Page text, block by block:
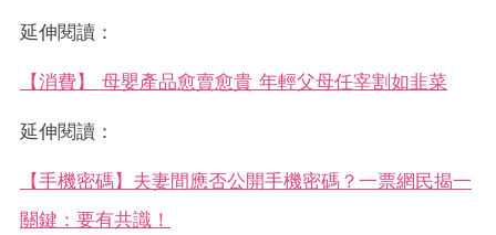
延伸閱讀：
【消費】 母嬰產品愈賣愈貴 年輕父母任宰割如韭菜
延伸閱讀：
【手機密碼】夫妻間應否公開手機密碼？一票網民揭一
關鍵：要有共識！